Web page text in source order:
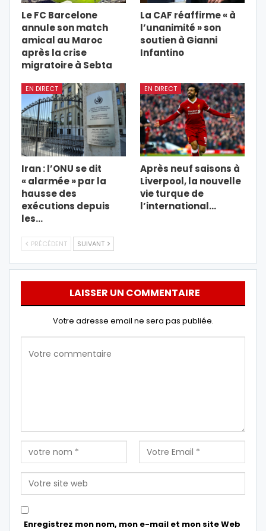
Le FC Barcelone
annule son match
amical au Maroc
après la crise
migratoire à Sebta
La CAF réaffirme « à
l’unanimité » son
soutien à Gianni
Infantino
EN DIRECT
Iran : l’ONU se dit
« alarmée » par la
hausse des
exécutions depuis
les…
EN DIRECT
Après neuf saisons à
Liverpool, la nouvelle
vie turque de
l’international…
PRÉCÉDENT SUIVANT
LAISSER UN COMMENTAIRE
Votre adresse email ne sera pas publiée.
Enregistrez mon nom, mon e-mail et mon site Web